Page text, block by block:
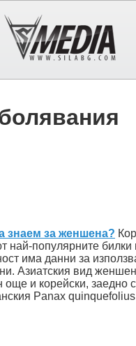
знаем за женшена?
най-популярните
има данни за
Азиатския вид
още и корейски, заедно
Panax quinquefolius